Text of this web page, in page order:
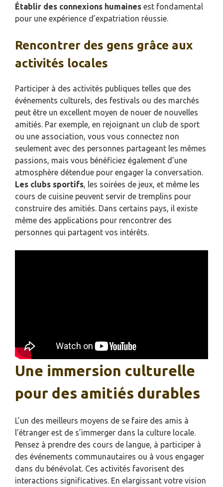
Établir des connexions humaines est fondamental
pour une expérience d’expatriation réussie.
Rencontrer des gens grâce aux
activités locales
Participer à des activités publiques telles que des
événements culturels, des festivals ou des marchés
peut être un excellent moyen de nouer de nouvelles
amitiés. Par exemple, en rejoignant un club de sport
ou une association, vous vous connectez non
seulement avec des personnes partageant les mêmes
passions, mais vous bénéficiez également d’une
atmosphère détendue pour engager la conversation.
Les clubs sportifs, les soirées de jeux, et même les
cours de cuisine peuvent servir de tremplins pour
construire des amitiés. Dans certains pays, il existe
même des applications pour rencontrer des
personnes qui partagent vos intérêts.
Une immersion culturelle
pour des amitiés durables
L’un des meilleurs moyens de se faire des amis à
l’étranger est de s’immerger dans la culture locale.
Pensez à prendre des cours de langue, à participer à
des événements communautaires ou à vous engager
dans du bénévolat. Ces activités favorisent des
interactions significatives. En elargissant votre vision